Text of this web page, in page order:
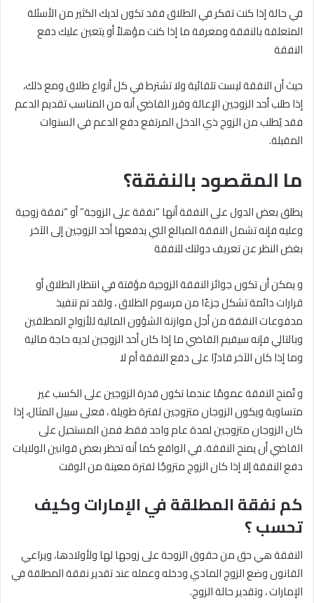
في حالة إذا كنت تفكر في الطلاق فقد تكون لديك الكثير من الأسئلة
المتعلقة بالنفقة ومعرفة ما إذا كنت مؤهلاً أو يتعين عليك دفع
النفقة
حيث أن النفقة ليست تلقائية ولا تشترط في كل أنواع طلاق ومع ذلك،
إذا طلب أحد الزوجين الإعالة وقرر القاضي أنه من المناسب تقديم الدعم
فقد يُطلب من الزوج ذي الدخل المرتفع دفع الدعم في السنوات
المقبلة.
ما المقصود بالنفقة؟
يطلق بعض الدول على النفقة أنها “نفقة على الزوجة” أو “نفقة زوجية
وعليه فإنه تشمل النفقة المبالغ التي يدفعها أحد الزوجين إلى الآخر
بغض النظر عن تعريف دولتك للنفقة
و يمكن أن تكون جوائز النفقة الزوجية مؤقتة في انتظار الطلاق أو
قرارات دائمة تشكل جزءًا من مرسوم الطلاق ، ولقد تم تنفيذ
مدفوعات النفقة من أجل موازنة الشؤون المالية للأزواج المطلقين
وبالتالي فإنه سيقيم القاضي ما إذا كان أحد الزوجين لديه حاجة مالية
وما إذا كان الآخر قادرًا على دفع النفقة أم لا
و تُمنح النفقة عمومًا عندما تكون قدرة الزوجين على الكسب غير
متساوية ويكون الزوجان متزوجين لفترة طويلة ، فعلى سبيل المثال، إذا
كان الزوجان متزوجين لمدة عام واحد فقط، فمن المستحيل على
القاضي أن يمنح النفقة. في الواقع كما أنه تحظر بعض قوانين الولايات
دفع النفقة إلا إذا كان الزوج متزوجًا لفترة معينة من الوقت
كم نفقة المطلقة في الإمارات وكيف
تحسب ؟
النفقة هي حق من حقوق الزوجة على زوجها لها ولأولادها، ويراعي
القانون وضع الزوج المادي ودخله وعمله عند تقدير نفقة المطلقة في
الإمارات ، وتقدير حالة الزوج.